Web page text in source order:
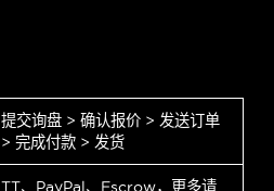
提交询盘 > 确认报价 > 发送订单
> 完成付款 > 发货
TT、PayPal、Escrow，更多请